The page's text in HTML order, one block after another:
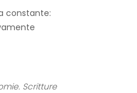
constante:
Scritture